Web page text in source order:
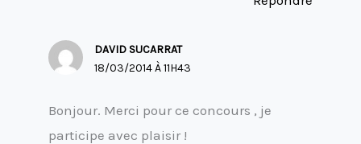
DAVID SUCARRAT
18/03/2014 À 11H43
Bonjour. Merci pour ce concours , je
participe avec plaisir !